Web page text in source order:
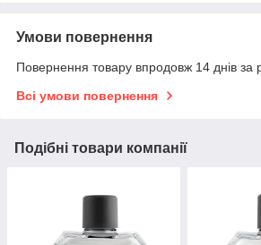
Умови повернення
Повернення товару впродовж 14 днів за
Всі умови повернення
Подібні товари компанії